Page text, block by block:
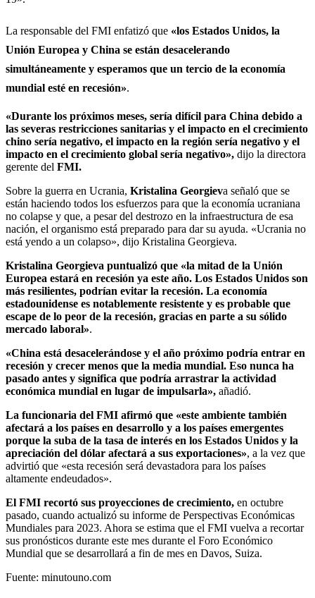
La responsable del FMI enfatizó que «los Estados Unidos, la
Unión Europea y China se están desacelerando
simultáneamente y esperamos que un tercio de la economía
mundial esté en recesión».
«Durante los próximos meses, sería difícil para China debido a
las severas restricciones sanitarias y el impacto en el crecimiento
chino sería negativo, el impacto en la región sería negativo y el
impacto en el crecimiento global sería negativo», dijo la directora
gerente del FMI.
Sobre la guerra en Ucrania, Kristalina Georgieva señaló que se
están haciendo todos los esfuerzos para que la economía ucraniana
no colapse y que, a pesar del destrozo en la infraestructura de esa
nación, el organismo está preparado para dar su ayuda. «Ucrania no
está yendo a un colapso», dijo Kristalina Georgieva.
Kristalina Georgieva puntualizó que «la mitad de la Unión
Europea estará en recesión ya este año. Los Estados Unidos son
más resilientes, podrían evitar la recesión. La economía
estadounidense es notablemente resistente y es probable que
escape de lo peor de la recesión, gracias en parte a su sólido
mercado laboral».
«China está desacelerándose y el año próximo podría entrar en
recesión y crecer menos que la media mundial. Eso nunca ha
pasado antes y significa que podría arrastrar la actividad
económica mundial en lugar de impulsarla», añadió.
La funcionaria del FMI afirmó que «este ambiente también
afectará a los países en desarrollo y a los países emergentes
porque la suba de la tasa de interés en los Estados Unidos y la
apreciación del dólar afectará a sus exportaciones», a la vez que
advirtió que «esta recesión será devastadora para los países
altamente endeudados».
El FMI recortó sus proyecciones de crecimiento, en octubre
pasado, cuando actualizó su informe de Perspectivas Económicas
Mundiales para 2023. Ahora se estima que el FMI vuelva a recortar
sus pronósticos durante este mes durante el Foro Económico
Mundial que se desarrollará a fin de mes en Davos, Suiza.
Fuente: minutouno.com